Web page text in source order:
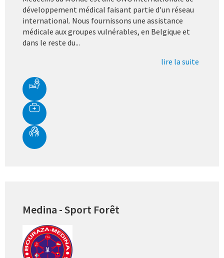
développement médical faisant partie d'un réseau
international. Nous fournissons une assistance
médicale aux groupes vulnérables, en Belgique et
dans le reste du...
lire la suite
Medina - Sport Forêt